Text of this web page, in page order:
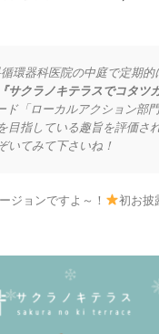
環器科医院の中庭で定期
サクラノキテラスでコタツ
ド「ローカルアクション部
目指している趣旨を評価さ
いてみて下さいね！
ジョンですよ～！ 初お披